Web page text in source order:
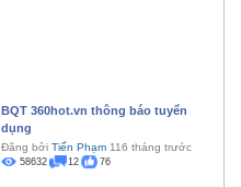
BQT 360hot.vn thông báo tuyển
dụng
Đăng bởi Tiến Phạm 116 tháng trước
58632 12 76